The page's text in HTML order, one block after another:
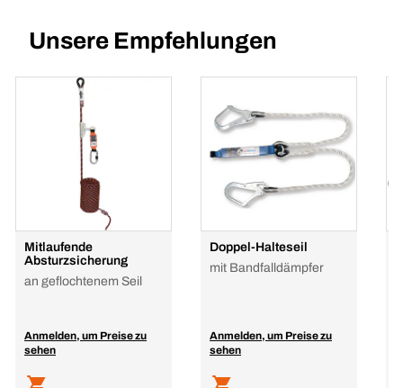
Unsere Empfehlungen
Mitlaufende
Absturzsicherung
an geflochtenem Seil
Anmelden, um Preise zu
sehen
Doppel-Halteseil
mit Bandfalldämpfer
Anmelden, um Preise zu
sehen